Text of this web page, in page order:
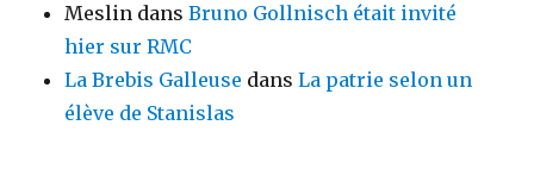
Meslin dansBruno Gollnisch était invité
hier sur RMC
La Brebis Galleuse dansLa patrie selon un
élève de Stanislas